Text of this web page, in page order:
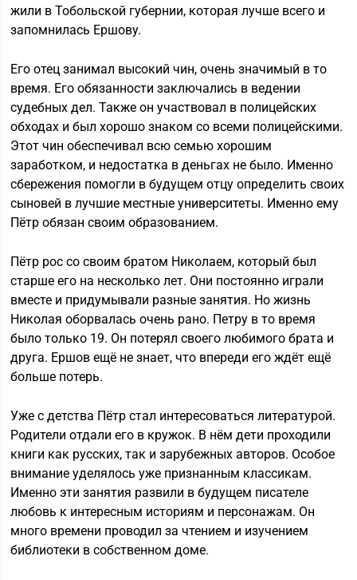
жили в Тобольской губернии, которая лучше всего и
запомнилась Ершову.
Его отец занимал высокий чин, очень значимый в то
время. Его обязанности заключались в ведении
судебных дел. Также он участвовал в полицейских
обходах и был хорошо знаком со всеми полицейскими.
Этот чин обеспечивал всю семью хорошим
заработком, и недостатка в деньгах не было. Именно
сбережения помогли в будущем отцу определить своих
сыновей в лучшие местные университеты. Именно ему
Пётр обязан своим образованием.
Пётр рос со своим братом Николаем, который был
старше его на несколько лет. Они постоянно играли
вместе и придумывали разные занятия. Но жизнь
Николая оборвалась очень рано. Петру в то время
было только 19. Он потерял своего любимого брата и
друга. Ершов ещё не знает, что впереди его ждёт ещё
больше потерь.
Уже с детства Пётр стал интересоваться литературой.
Родители отдали его в кружок. В нём дети проходили
книги как русских, так и зарубежных авторов. Особое
внимание уделялось уже признанным классикам.
Именно эти занятия развили в будущем писателе
любовь к интересным историям и персонажам. Он
много времени проводил за чтением и изучением
библиотеки в собственном доме.